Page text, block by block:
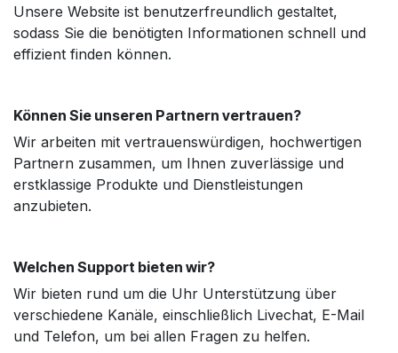
Unsere Website ist benutzerfreundlich gestaltet,
sodass Sie die benötigten Informationen schnell und
effizient finden können.
Können Sie unseren Partnern vertrauen?
Wir arbeiten mit vertrauenswürdigen, hochwertigen
Partnern zusammen, um Ihnen zuverlässige und
erstklassige Produkte und Dienstleistungen
anzubieten.
Welchen Support bieten wir?
Wir bieten rund um die Uhr Unterstützung über
verschiedene Kanäle, einschließlich Livechat, E-Mail
und Telefon, um bei allen Fragen zu helfen.